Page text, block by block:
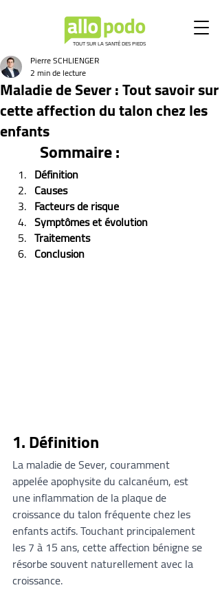
TOUT SUR LA SANTÉ DES PIEDS
Maladie de Sever : Tout savoir sur
cette affection du talon chez les
enfants
Pierre SCHLIENGER
2 min de lecture
Sommaire :
Définition
Causes
Facteurs de risque
Symptômes et évolution
Traitements
Conclusion
1. Définition
La maladie de Sever, couramment
appelée apophysite du calcanéum, est
une inflammation de la plaque de
croissance du talon fréquente chez les
enfants actifs. Touchant principalement
les 7 à 15 ans, cette affection bénigne se
résorbe souvent naturellement avec la
croissance.